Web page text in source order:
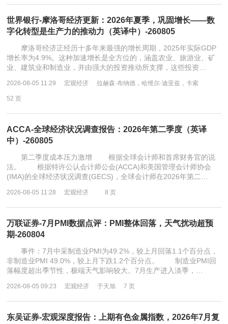
世界银行-摩洛哥经济更新：2026年夏季，巩固增长——数
字化转型是生产力的推动力（英译中）-260805
摩洛哥经济正经历十多年来最强的增长周期，2025年实际GDP
增长率为4.9%。这种加速增长是全方位的，涵盖农业、旅游业、矿
业、建筑业和制造业，并由强大的投资推动所支撑，这些投资…
2026-08-05 11:29 宏观经济 拉赫森·布纳德，哈维尔·迪亚兹，卡索
52 页
ACCA-全球经济状况调查报告：2026年第二季度（英译
中）-260805
第二季度成本压力激增 根据全球会计师和首席财务官的说
法。 根据特许公认会计师公会(ACCA)和美国管理会计师协会
(IMA)的全球经济状况调查(GECS)，全球会计师在2026年第二…
2026-08-05 11:28 宏观经济 8 页
万联证券-7月PMI数据点评：PMI整体回落，天气扰动超预
期-260804
事件：7月中采制造业PMI为49.2%，较上月回落1.1个百分点，
非制造业PMI 49.0%，较上月下跌1.2个百分点。 制造业PMI回
落幅度超出季节性，极端天气影响较大。7月生产进入淡季，…
2026-08-05 09:23 宏观经济 于天旭 7 页
东吴证券-宏观深度报告：上期有色金属指数，2026年7月复